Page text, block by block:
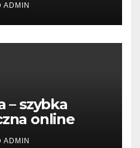
ADMIN
– szybka
online
ADMIN